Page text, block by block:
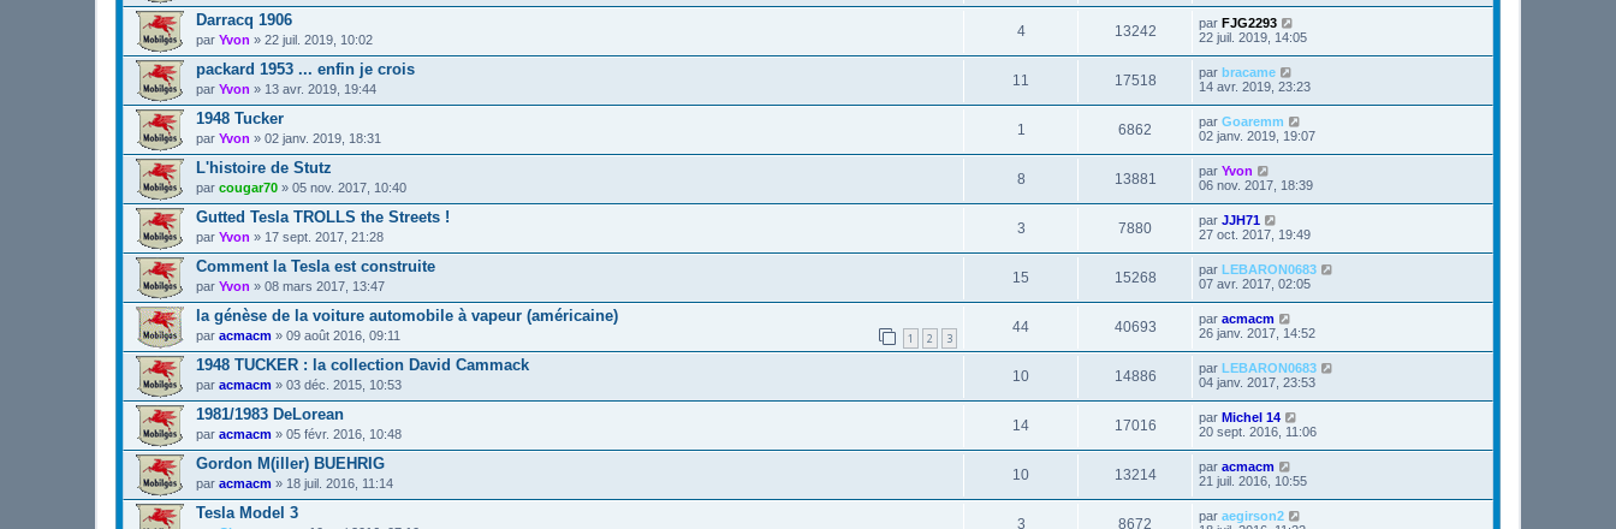
Darracq 1906
par Yvon » 22 juil. 2019, 10:02
4 13242 par FJG2293
22 juil. 2019, 14:05
packard 1953 ... enfin je crois
par Yvon » 13 avr. 2019, 19:44
11 17518 par bracame
14 avr. 2019, 23:23
1948 Tucker
par Yvon » 02 janv. 2019, 18:31
1 6862 par Goaremm
02 janv. 2019, 19:07
L'histoire de Stutz
par cougar70 » 05 nov. 2017, 10:40
8 13881 par Yvon
06 nov. 2017, 18:39
Gutted Tesla TROLLS the Streets !
par Yvon » 17 sept. 2017, 21:28
3 7880 par JJH71
27 oct. 2017, 19:49
Comment la Tesla est construite
par Yvon » 08 mars 2017, 13:47
15 15268 par LEBARON0683
07 avr. 2017, 02:05
la génèse de la voiture automobile à vapeur (américaine)
par acmacm » 09 août 2016, 09:11 1 2 3
44 40693 par acmacm
26 janv. 2017, 14:52
1948 TUCKER : la collection David Cammack
par acmacm » 03 déc. 2015, 10:53
10 14886 par LEBARON0683
04 janv. 2017, 23:53
1981/1983 DeLorean
par acmacm » 05 févr. 2016, 10:48
14 17016 par Michel 14
20 sept. 2016, 11:06
Gordon M(iller) BUEHRIG
par acmacm » 18 juil. 2016, 11:14
10 13214 par acmacm
21 juil. 2016, 10:55
Tesla Model 3
3 8672 par aegirson2